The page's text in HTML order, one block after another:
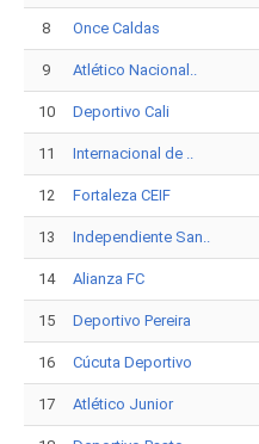
8 Once Caldas
9 Atlético Nacional..
10 Deportivo Cali
11 Internacional de ..
12 Fortaleza CEIF
13 Independiente San..
14 Alianza FC
15 Deportivo Pereira
16 Cúcuta Deportivo
17 Atlético Junior